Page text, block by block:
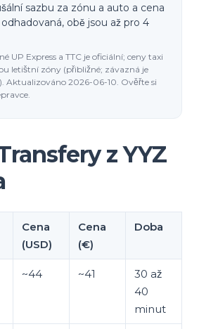
sazbu za zónu a auto a cena
obě jsou až pro 4
UP Express a TTC je oficiální; ceny taxi
letištní zóny (přibližné; závazná je
Aktualizováno 2026-06-10. Ověřte si
z YYZ
Cena
(USD)
Cena
(€)
Doba
~44 ~41
30 až
40
minut